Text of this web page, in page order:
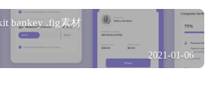
bankey .fig素材
2021-01-06